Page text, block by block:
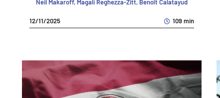
Neil Makaroff, Magali Reghezza-Zitt, Benoît Calatayud
12/11/2025 109 min